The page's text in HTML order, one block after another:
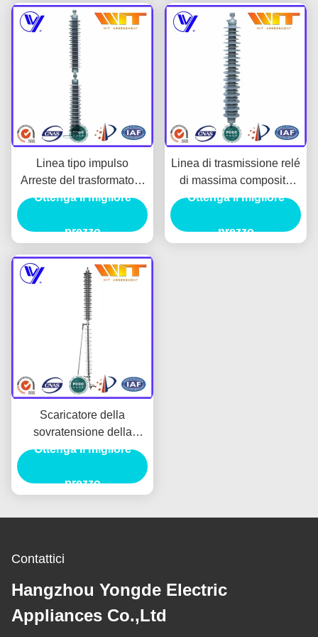
Linea tipo impulso
Arreste del trasformatore
per il trasporto di energia,
Ottenga il migliore
prezzo
Linea di trasmissione relé
di massima composito
con le lacune esterne di
tensione 220KV
Ottenga il migliore
prezzo
Scaricatore della
sovratensione della
trasmissione 110KV,
KEMA
Ottenga il migliore
prezzo
Contattici
Hangzhou Yongde Electric
Appliances Co.,Ltd